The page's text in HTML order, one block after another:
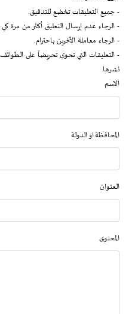
- جميع التعليقات تخضع للتدقيق.
- الرجاء عدم إرسال التعليق أكثر من مرة كي
- الرجاء معاملة الآخرين باحترام.
- التعليقات التي تحوي تحريضاً على
نشرها
الاسم
المحافظة او الدولة
العنوان
المحتوى